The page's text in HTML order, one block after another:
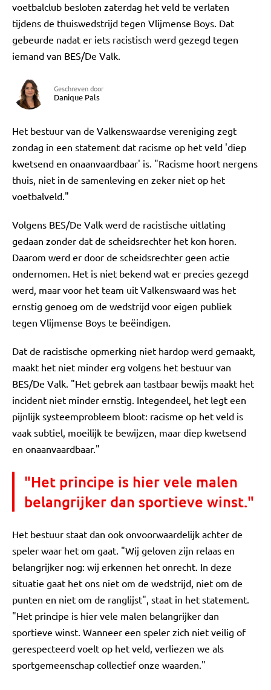
voetbalclub besloten zaterdag het veld te verlaten
tijdens de thuiswedstrijd tegen Vlijmense Boys. Dat
gebeurde nadat er iets racistisch werd gezegd tegen
iemand van BES/De Valk.
Geschreven door
Danique Pals
Het bestuur van de Valkenswaardse vereniging zegt
zondag in een statement dat racisme op het veld 'diep
kwetsend en onaanvaardbaar' is. "Racisme hoort nergens
thuis, niet in de samenleving en zeker niet op het
voetbalveld."
Volgens BES/De Valk werd de racistische uitlating
gedaan zonder dat de scheidsrechter het kon horen.
Daarom werd er door de scheidsrechter geen actie
ondernomen. Het is niet bekend wat er precies gezegd
werd, maar voor het team uit Valkenswaard was het
ernstig genoeg om de wedstrijd voor eigen publiek
tegen Vlijmense Boys te beëindigen.
Dat de racistische opmerking niet hardop werd gemaakt,
maakt het niet minder erg volgens het bestuur van
BES/De Valk. "Het gebrek aan tastbaar bewijs maakt het
incident niet minder ernstig. Integendeel, het legt een
pijnlijk systeemprobleem bloot: racisme op het veld is
vaak subtiel, moeilijk te bewijzen, maar diep kwetsend
en onaanvaardbaar."
"Het principe is hier vele malen
belangrijker dan sportieve winst."
Het bestuur staat dan ook onvoorwaardelijk achter de
speler waar het om gaat. "Wij geloven zijn relaas en
belangrijker nog: wij erkennen het onrecht. In deze
situatie gaat het ons niet om de wedstrijd, niet om de
punten en niet om de ranglijst", staat in het statement.
"Het principe is hier vele malen belangrijker dan
sportieve winst. Wanneer een speler zich niet veilig of
gerespecteerd voelt op het veld, verliezen we als
sportgemeenschap collectief onze waarden."